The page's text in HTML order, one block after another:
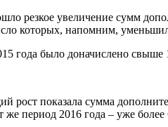
резкое увеличение сумм
которых, напомним,
года было доначислено
рост показала сумма
же период 2016 года – уже